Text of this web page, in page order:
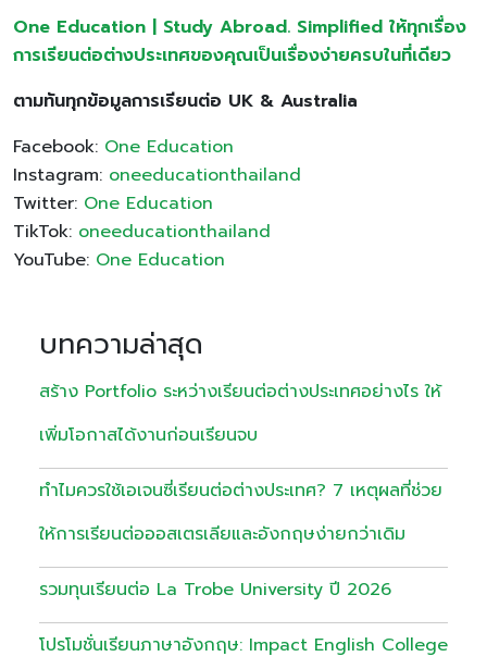
One Education | Study Abroad. Simplified ให้ทุกเรื่อง
การเรียนต่อต่างประเทศของคุณเป็นเรื่องง่ายครบในที่เดียว
ตามทันทุกข้อมูลการเรียนต่อ UK & Australia
Facebook: One Education
Instagram: oneeducationthailand
Twitter: One Education
TikTok: oneeducationthailand
YouTube: One Education
บทความล่าสุด
สร้าง Portfolio ระหว่างเรียนต่อต่างประเทศอย่างไร ให้
เพิ่มโอกาสได้งานก่อนเรียนจบ
ทำไมควรใช้เอเจนซี่เรียนต่อต่างประเทศ? 7 เหตุผลที่ช่วย
ให้การเรียนต่อออสเตรเลียและอังกฤษง่ายกว่าเดิม
รวมทุนเรียนต่อ La Trobe University ปี 2026
โปรโมชั่นเรียนภาษาอังกฤษ: Impact English College